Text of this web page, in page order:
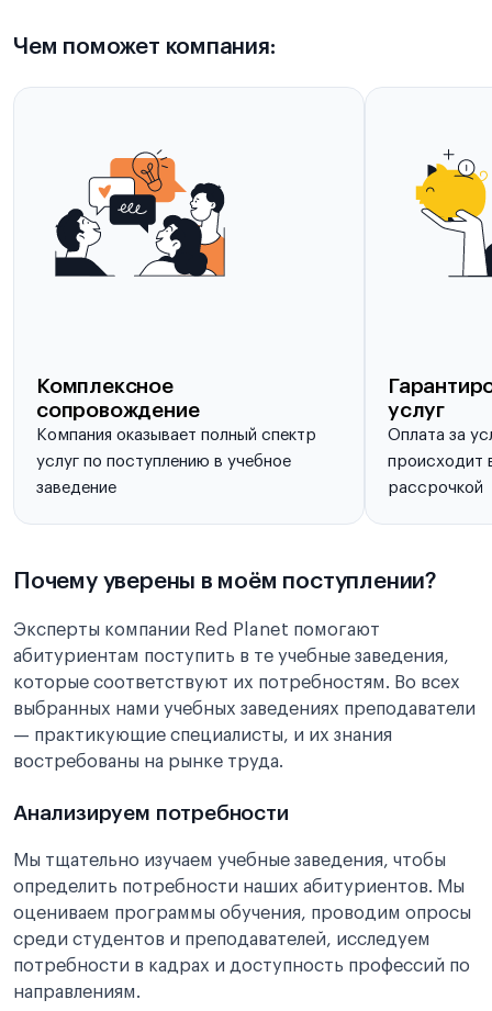
Чем поможет компания:
Комплексное
сопровождение
Компания оказывает полный спектр
услуг по поступлению в учебное
заведение
услуг
Оплата за
происходит
рассрочкой
Почему уверены в моём поступлении?
Эксперты компании Red Planet помогают
абитуриентам поступить в те учебные заведения,
которые соответствуют их потребностям. Во всех
выбранных нами учебных заведениях преподаватели
— практикующие специалисты, и их знания
востребованы на рынке труда.
Анализируем потребности
Мы тщательно изучаем учебные заведения, чтобы
определить потребности наших абитуриентов. Мы
оцениваем программы обучения, проводим опросы
среди студентов и преподавателей, исследуем
потребности в кадрах и доступность профессий по
направлениям.